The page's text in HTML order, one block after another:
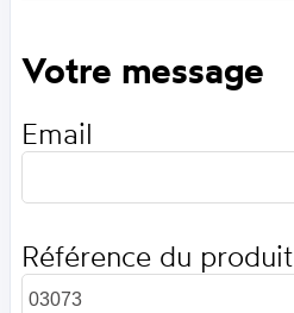
Votre message
Email
Référence du produit